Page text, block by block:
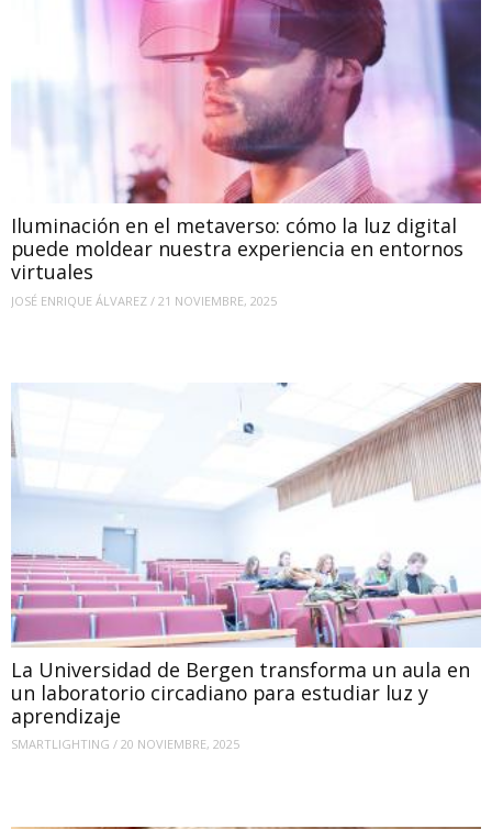
Iluminación en el metaverso: cómo la luz digital
puede moldear nuestra experiencia en entornos
virtuales
JOSÉ ENRIQUE ÁLVAREZ / 21 NOVIEMBRE, 2025
La Universidad de Bergen transforma un aula en
un laboratorio circadiano para estudiar luz y
aprendizaje
SMARTLIGHTING / 20 NOVIEMBRE, 2025